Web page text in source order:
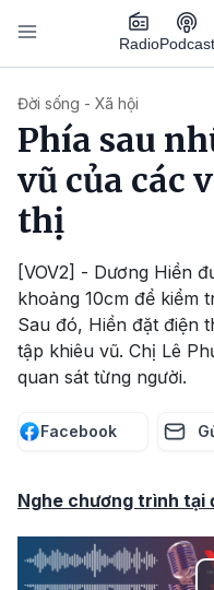
Nhảy đến nội dung
RadioPodcast
Đời sống - Xã hội
Phía sau
vũ của các
thị
[VOV2] - Dương Hiền
khoảng 10cm để kiểm
Sau đó, Hiền đặt điện
tập khiêu vũ. Chị Lê
quan sát từng người.
Facebook
Nghe chương trình tại